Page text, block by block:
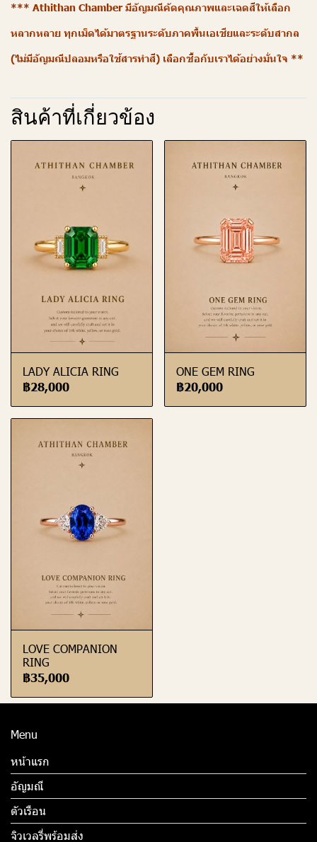
*** Athithan Chamber มีอัญมณีคัดคุณภาพและเฉดสีให้เลือก
หลากหลาย ทุกเม็ดได้มาตรฐานระดับภาคพื้นเอเชียและระดับสากล
(ไม่มีอัญมณีปลอมหรือใช้สารทำสี) เลือกซื้อกับเราได้อย่างมั่นใจ **
สินค้าที่เกี่ยวข้อง
LADY ALICIA RING
฿28,000
ONE GEM RING
฿20,000
LOVE COMPANION
RING
฿35,000
Menu
หน้าแรก
อัญมณี
ตัวเรือน
จิวเวลรี่พร้อมส่ง